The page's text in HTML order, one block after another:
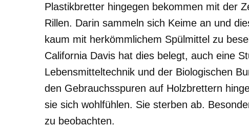
Plastikbretter hingegen bekommen mit der
Rillen. Darin sammeln sich Keime an und
kaum mit herkömmlichem Spülmittel zu
California Davis hat dies belegt, auch eine
Lebensmitteltechnik und der Biologischen
den Gebrauchsspuren auf Holzbrettern
sie sich wohlfühlen. Sie sterben ab.
zu beobachten.